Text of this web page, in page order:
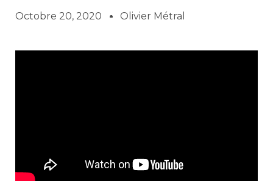
Octobre 20, 2020 Olivier Métral